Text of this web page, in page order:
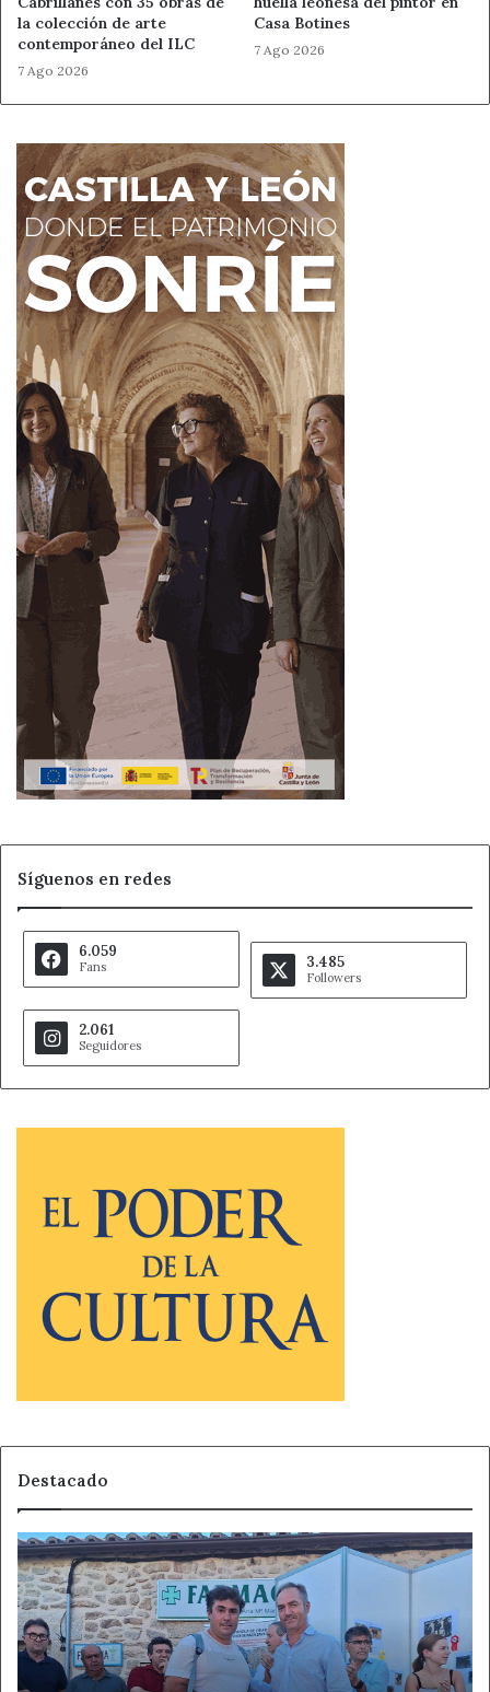
Ahora León Navidad
San Andrés del Rabanedo San Silvestre
la colección de arte
contemporáneo del ILC
7 Ago 2026
Casa Botines
7 Ago 2026
Síguenos en redes
6.059
Fans 3.485
Followers
2.061
Seguidores
Destacado
Burger
Fest
Sayago
impulsa
la
carne